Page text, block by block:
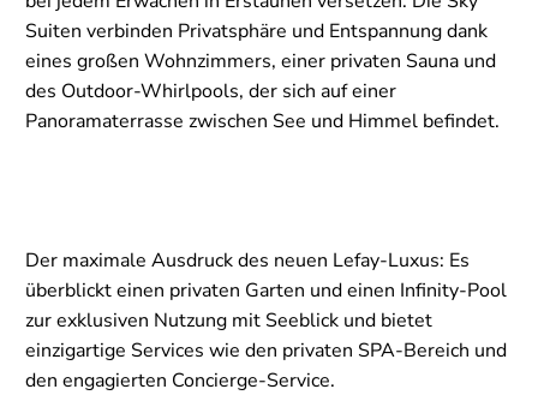
Suiten verbinden Privatsphäre und Entspannung dank
eines großen Wohnzimmers, einer privaten Sauna und
des Outdoor-Whirlpools, der sich auf einer
Panoramaterrasse zwischen See und Himmel befindet.
Der maximale Ausdruck des neuen Lefay-Luxus: Es
überblickt einen privaten Garten und einen Infinity-Pool
zur exklusiven Nutzung mit Seeblick und bietet
einzigartige Services wie den privaten SPA-Bereich und
den engagierten Concierge-Service.